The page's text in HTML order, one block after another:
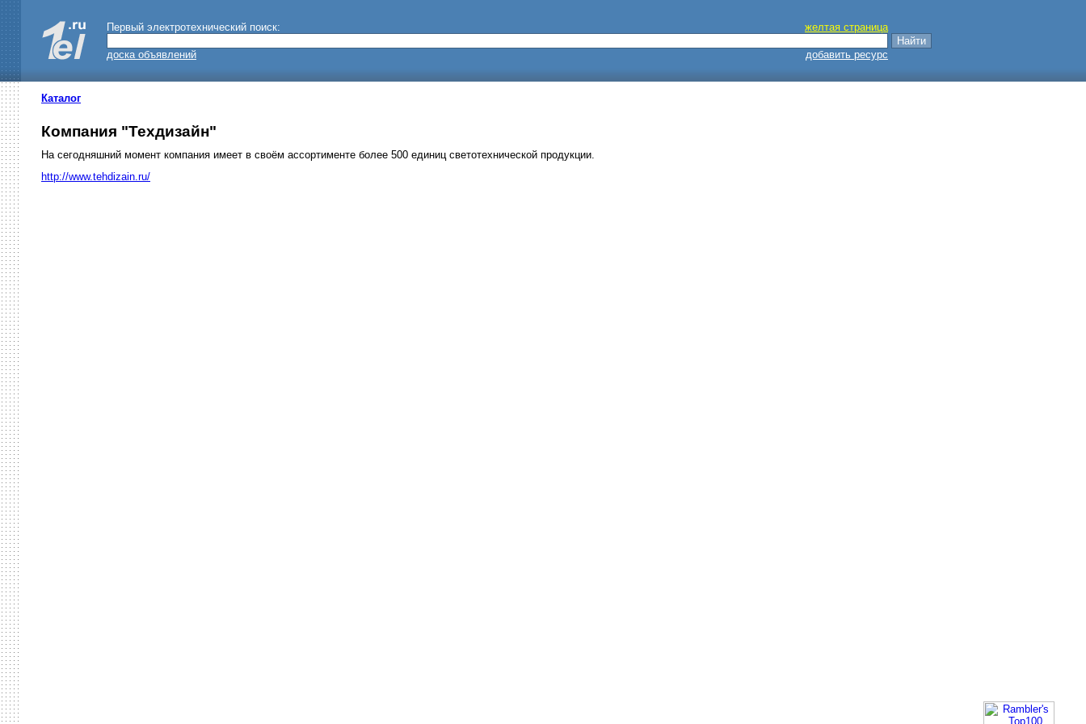
Первый электротехнический поиск: желтая страница
доска объявлений добавить ресурс
Каталог
Компания "Техдизайн"
На сегодняшний момент компания имеет в своём ассортименте более 500 единиц светотехнической продукции.
http://www.tehdizain.ru/